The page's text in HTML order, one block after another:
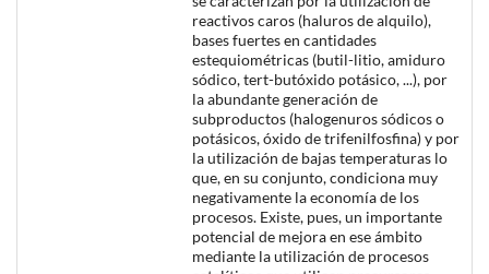
reactivos caros (haluros de alquilo),
bases fuertes en cantidades
estequiométricas (butil-litio, amiduro
sódico, tert-butóxido potásico, ...), por
la abundante generación de
subproductos (halogenuros sódicos o
potásicos, óxido de trifenilfosfina) y por
la utilización de bajas temperaturas lo
que, en su conjunto, condiciona muy
negativamente la economía de los
procesos. Existe, pues, un importante
potencial de mejora en ese ámbito
mediante la utilización de procesos